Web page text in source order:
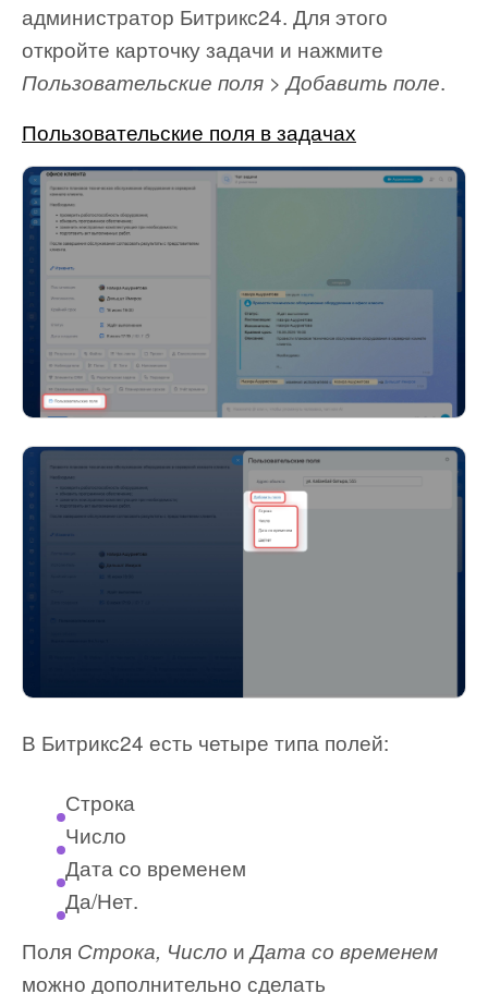
администратор Битрикс24. Для этого
откройте карточку задачи и нажмите
Пользовательские поля > Добавить поле.
Пользовательские поля в задачах
В Битрикс24 есть четыре типа полей:
Строка
Число
Дата со временем
Да/Нет.
Поля Строка, Число иДата со временем
можно дополнительно сделать